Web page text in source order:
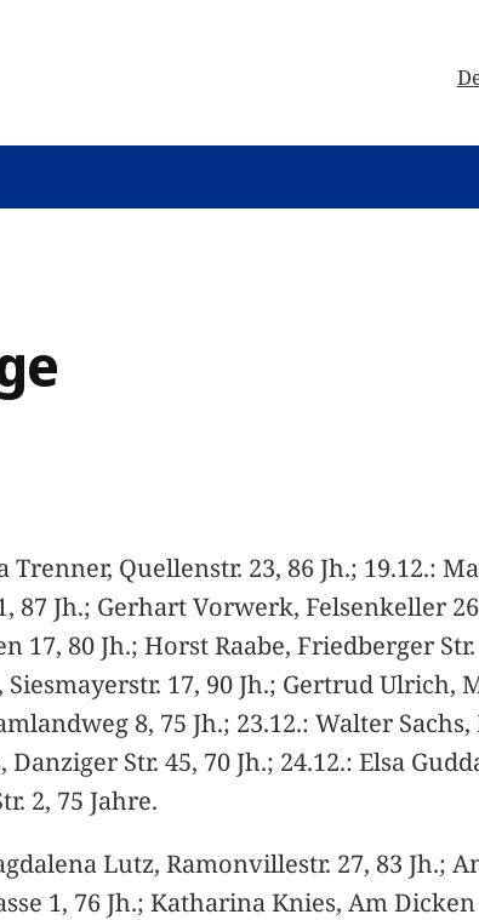
Quellenstr. 23, 86 Jh.; 19.12.:
Jh.; Gerhart Vorwerk, Felsenkeller
17, 80 Jh.; Horst Raabe, Friedberger
17, 90 Jh.; Gertrud Ulrich,
8, 75 Jh.; 23.12.: Walter Sachs,
Str. 45, 70 Jh.; 24.12.: Elsa
2, 75 Jahre.
Lutz, Ramonvillestr. 27, 83 Jh.;
1, 76 Jh.; Katharina Knies, Am